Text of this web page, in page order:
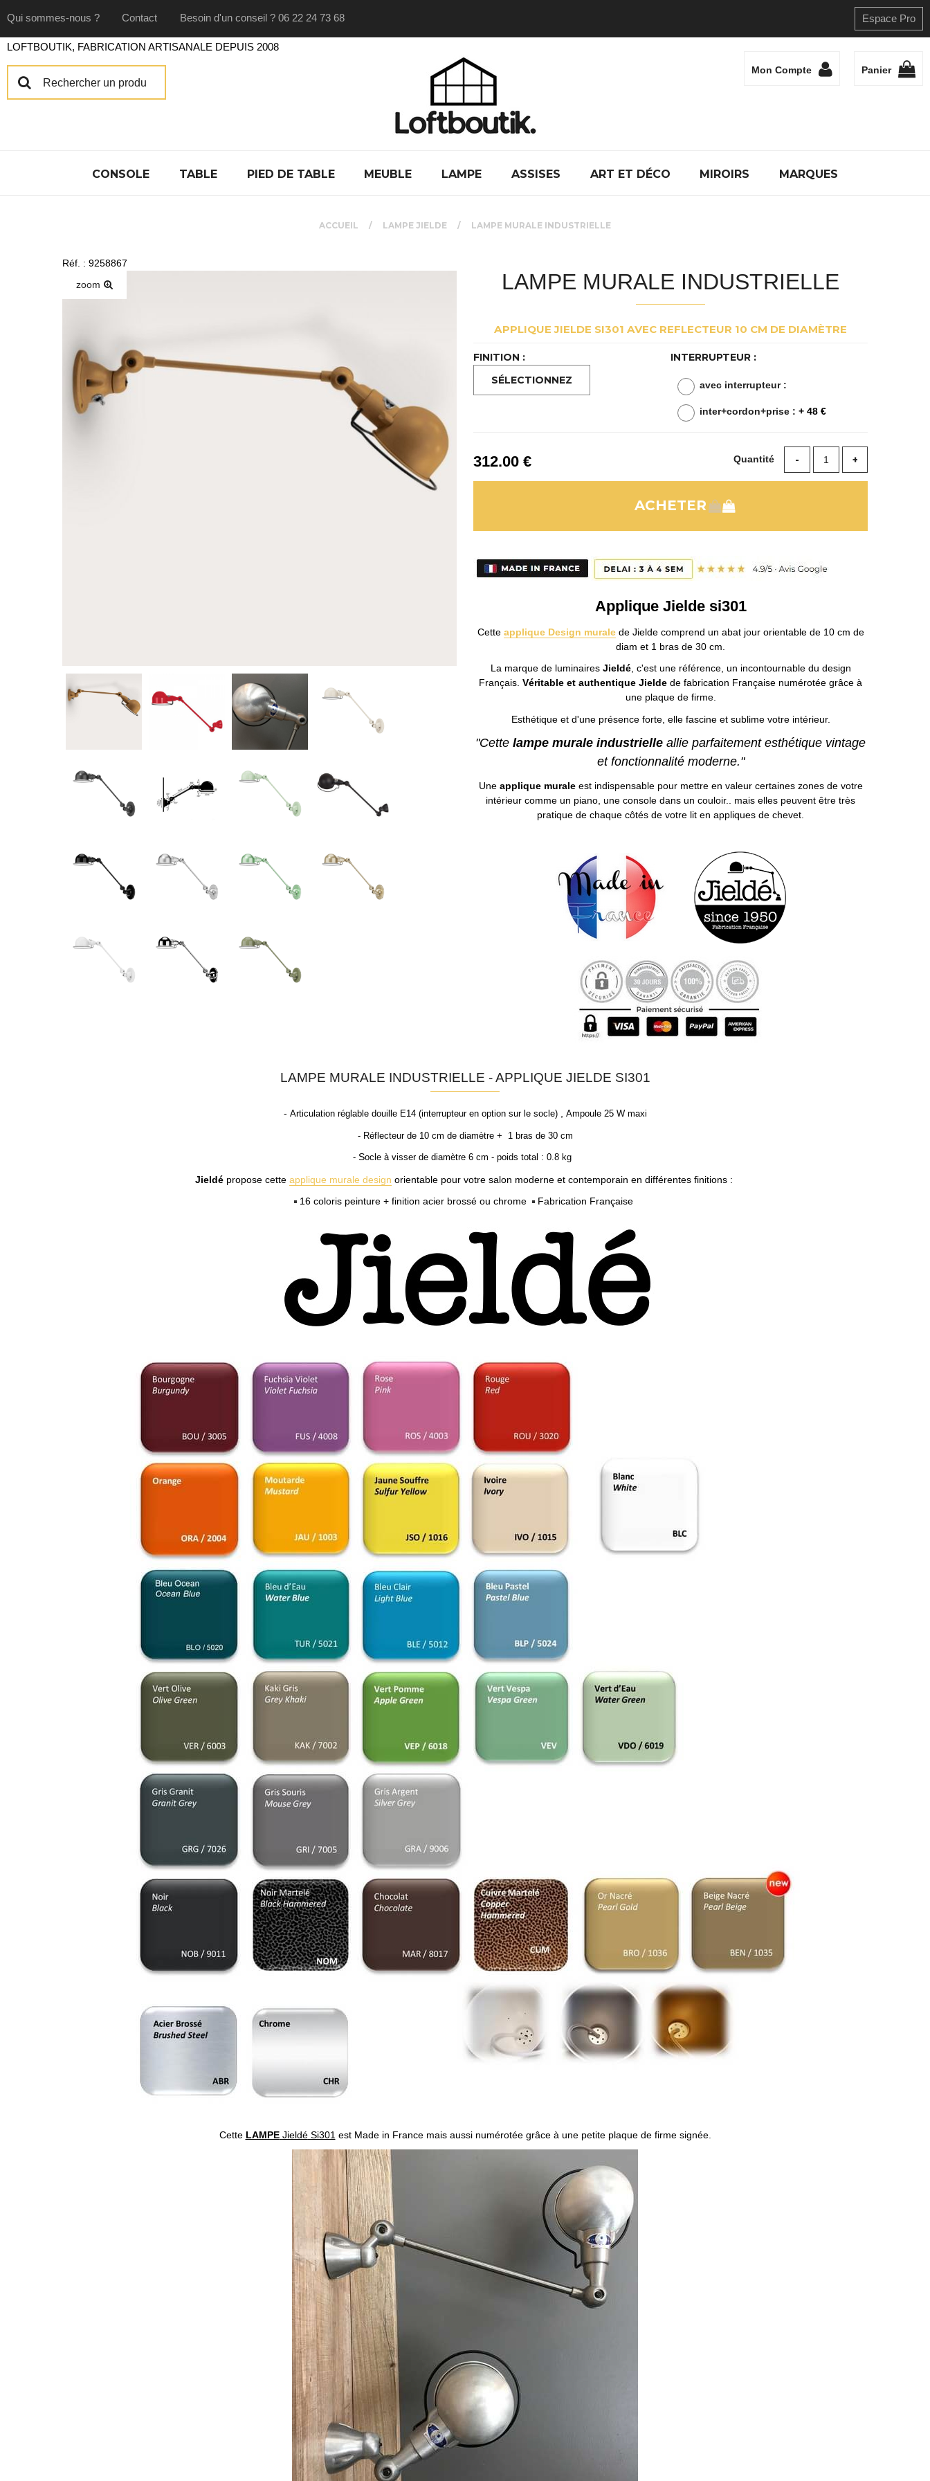
Qui sommes-nous ? Contact Besoin d'un conseil ? 06 22 24 73 68 Espace Pro
Mon Compte Panier
CONSOLE TABLE PIED DE TABLE MEUBLE LAMPE ASSISES ART ET DÉCO MIROIRS MARQUES
ACCUEIL LAMPE JIELDE LAMPE MURALE INDUSTRIELLE
Réf. : 9258867
zoom
LAMPE MURALE INDUSTRIELLE
APPLIQUE JIELDE SI301 AVEC REFLECTEUR 10 CM DE DIAMÈTRE
FINITION : INTERRUPTEUR :
avec interrupteur :
inter+cordon+prise : + 48 €
312.00€ Quantité
Applique Jielde si301
Cette applique Design muralede Jielde comprend un abat jour orientable de 10 cm de
diam et 1 bras de 30 cm.
La marque de luminaires Jieldé, c'est une référence, un incontournable du design
Français.Véritable et authentique Jielde de fabrication Française numérotée grâce à
une plaque de firme.
Esthétique et d'une présence forte, elle fascine et sublime votre intérieur.
"Cettelampe murale industrielle allie parfaitement esthétique vintage
et fonctionnalité moderne."
Une applique muraleest indispensable pour mettre en valeur certaines zones de votre
intérieur comme un piano, une console dans un couloir.. mais elles peuvent être très
pratique de chaque côtés de votre lit en appliques de chevet.
LAMPE MURALE INDUSTRIELLE - APPLIQUE JIELDE SI301
- Articulation réglable douille E14 (interrupteur en option sur le socle) Ampoule 25 W maxi
- Réflecteur de 10 cm de diamètre + 1 bras de 30 cm
- Socle à visser de diamètre 6 cm - poids total : 0.8 kg
Jieldépropose cette applique murale design orientable pour votre salon moderne et contemporain en différentes finitions :
16 coloris peinture + finition acier brossé ou chrome
Fabrication Française
Cette LAMPE JieldéSi301 est Made in France mais aussi numérotée grâce à une petite plaque de firme signée.
LOFTBOUTIK, FABRICATION ARTISANALE DEPUIS 2008